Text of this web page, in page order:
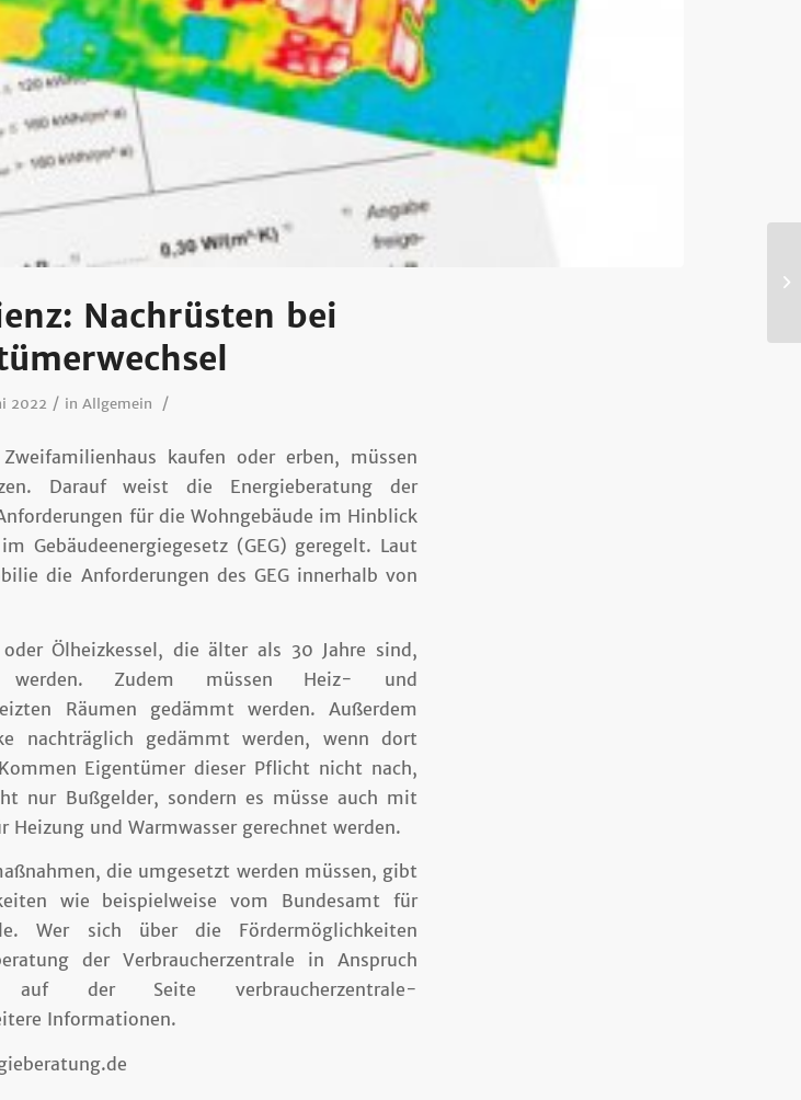
Nachrüsten bei
2022 / in Allgemein /
kaufen oder erben, müssen
Darauf weist die Energieberatung der
für die Wohngebäude im Hinblick
Gebäudeenergiegesetz (GEG) geregelt. Laut
die Anforderungen des GEG innerhalb von
Ölheizkessel, die älter als 30 Jahre sind,
werden. Zudem müssen Heiz- und
Räumen gedämmt werden. Außerdem
nachträglich gedämmt werden, wenn dort
Eigentümer dieser Pflicht nicht nach,
nur Bußgelder, sondern es müsse auch mit
Heizung und Warmwasser gerechnet werden.
die umgesetzt werden müssen, gibt
wie beispielweise vom Bundesamt für
Wer sich über die Fördermöglichkeiten
der Verbraucherzentrale in Anspruch
der Seite verbraucherzentrale-
Informationen.